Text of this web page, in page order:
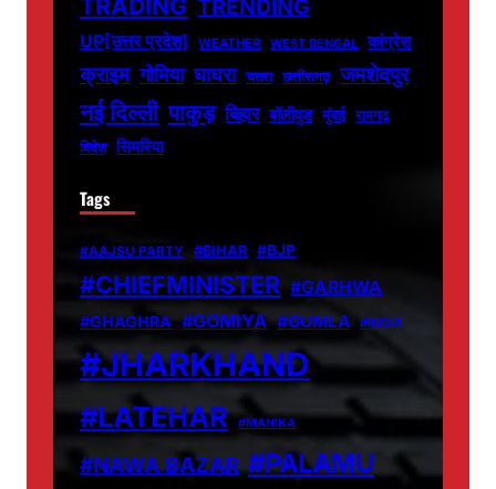
TRADING TRENDING
UP[उत्तर प्रदेश] WEATHER WEST BENGAL कांग्रेस
क्राइम गोमिया घाघरा चतरा छत्तीसगढ़ जमशेदपुर
नई दिल्ली पाकुड़ बिहार बॉलीवुड मुंबई रामगढ़
विदेश सिमरिया
Tags
#AAJSU PARTY #BIHAR #BJP
#CHIEFMINISTER #GARHWA
#GHAGHRA #GOMIYA #GUMLA #INDIA
#JHARKHAND
#LATEHAR #MANIKA
#NAWA BAZAR #PALAMU